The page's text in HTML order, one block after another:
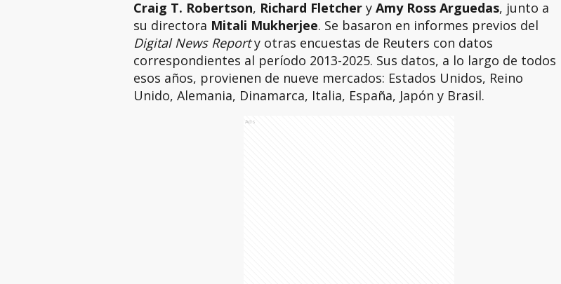
Craig T. Robertson, Richard Fletchery Amy Ross Arguedas, junto a
su directora Mitali Mukherjee. Se basaron en informes previos del
Digital News Reporty otras encuestas de Reuters con datos
correspondientes al período 2013-2025. Sus datos, a lo largo de todos
esos años, provienen de nueve mercados: Estados Unidos, Reino
Unido, Alemania, Dinamarca, Italia, España, Japón y Brasil.
Ads